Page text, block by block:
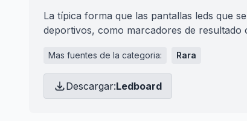
La típica forma que las pantallas leds que
deportivos, como marcadores de resultado
Mas fuentes de la categoria: Rara
Descargar:Ledboard